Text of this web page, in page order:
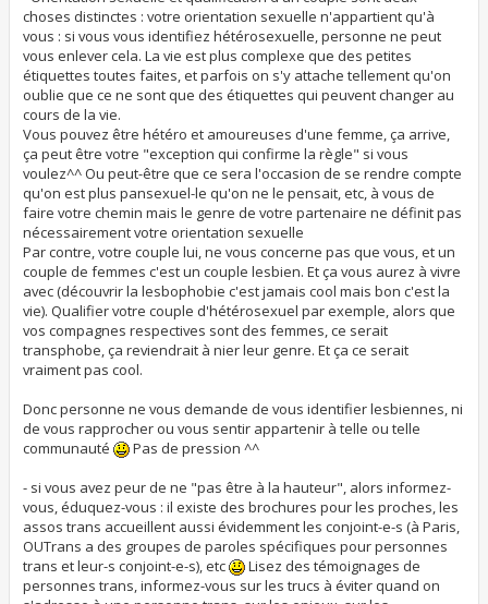
choses distinctes : votre orientation sexuelle n'appartient qu'à
vous : si vous vous identifiez hétérosexuelle, personne ne peut
vous enlever cela. La vie est plus complexe que des petites
étiquettes toutes faites, et parfois on s'y attache tellement qu'on
oublie que ce ne sont que des étiquettes qui peuvent changer au
cours de la vie.
Vous pouvez être hétéro et amoureuses d'une femme, ça arrive,
ça peut être votre "exception qui confirme la règle" si vous
voulez^^ Ou peut-être que ce sera l'occasion de se rendre compte
qu'on est plus pansexuel-le qu'on ne le pensait, etc, à vous de
faire votre chemin mais le genre de votre partenaire ne définit pas
nécessairement votre orientation sexuelle
Par contre, votre couple lui, ne vous concerne pas que vous, et un
couple de femmes c'est un couple lesbien. Et ça vous aurez à vivre
avec (découvrir la lesbophobie c'est jamais cool mais bon c'est la
vie). Qualifier votre couple d'hétérosexuel par exemple, alors que
vos compagnes respectives sont des femmes, ce serait
transphobe, ça reviendrait à nier leur genre. Et ça ce serait
vraiment pas cool.
Donc personne ne vous demande de vous identifier lesbiennes, ni
de vous rapprocher ou vous sentir appartenir à telle ou telle
communauté
Pas de pression ^^
- si vous avez peur de ne "pas être à la hauteur", alors informez-
vous, éduquez-vous : il existe des brochures pour les proches, les
assos trans accueillent aussi évidemment les conjoint-e-s (à Paris,
OUTrans a des groupes de paroles spécifiques pour personnes
trans et leur-s conjoint-e-s), etc
Lisez des témoignages de
personnes trans, informez-vous sur les trucs à éviter quand on